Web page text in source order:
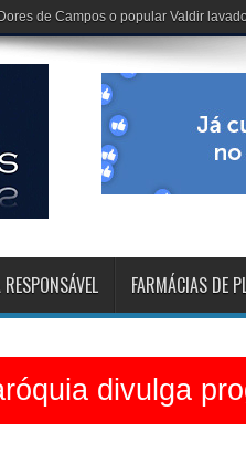
programação da Festa de Nossa
FARMÁCIAS DE
divulga